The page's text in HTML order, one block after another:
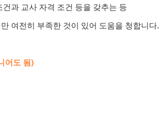
과 교사 자격 조건 등을 갖추는 등
여전히 부족한 것이 있어 도움을 청합니다.
어도 됨)